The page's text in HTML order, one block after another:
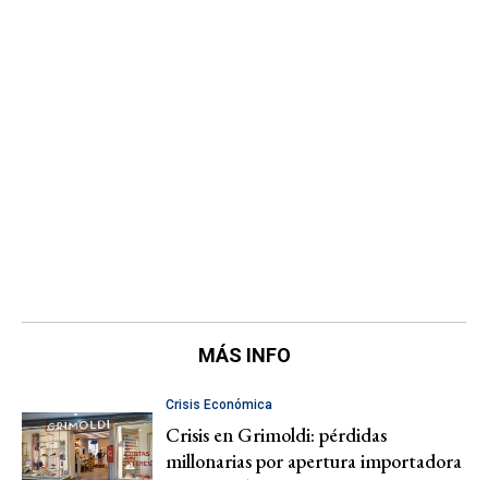
MÁS INFO
Crisis Económica
Crisis en Grimoldi: pérdidas
millonarias por apertura importadora